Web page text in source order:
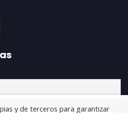
y de terceros para garantizar